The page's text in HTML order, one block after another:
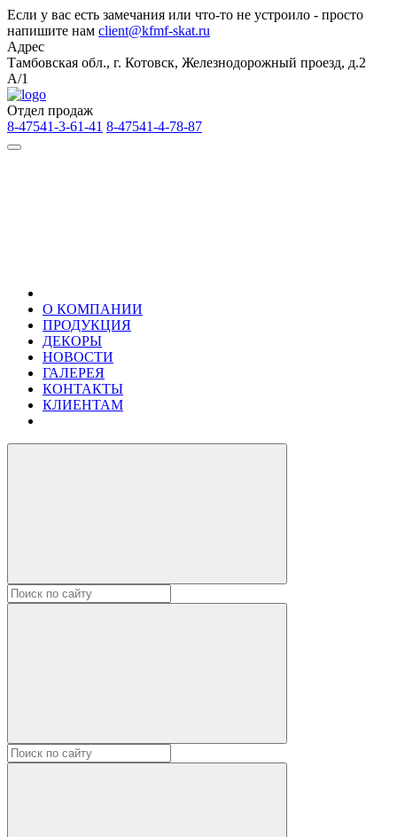
Если у вас есть замечания или что-то не устроило - просто
напишите нам client@kfmf-skat.ru
Адрес
Тамбовская обл., г. Котовск, Железнодорожный проезд, д.2
А/1
Отдел продаж
8-47541-3-61-41 8-47541-4-78-87
О КОМПАНИИ
ПРОДУКЦИЯ
ДЕКОРЫ
НОВОСТИ
ГАЛЕРЕЯ
КОНТАКТЫ
КЛИЕНТАМ